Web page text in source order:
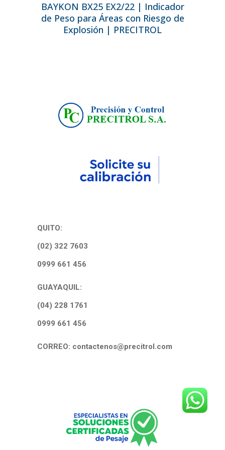
BAYKON BX25 EX2/22 | Indicador
de Peso para Áreas con Riesgo de
Explosión | PRECITROL
QUITO:
(02) 322 7603
0999 661 456
GUAYAQUIL:
(04) 228 1761
0999 661 456
CORREO: contactenos@precitrol.com